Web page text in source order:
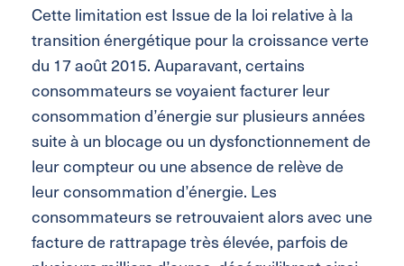
Cette limitation est Issue de la loi relative à la
transition énergétique pour la croissance verte
du 17 août 2015. Auparavant, certains
consommateurs se voyaient facturer leur
consommation d’énergie sur plusieurs années
suite à un blocage ou un dysfonctionnement de
leur compteur ou une absence de relève de
leur consommation d’énergie. Les
consommateurs se retrouvaient alors avec une
facture de rattrapage très élevée, parfois de